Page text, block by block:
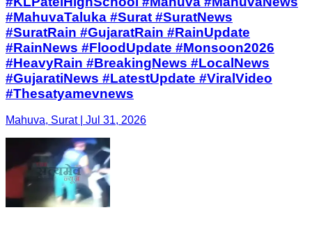
#MahuvaTaluka #Surat #SuratNews
#SuratRain #GujaratRain #RainUpdate
#RainNews #FloodUpdate #Monsoon2026
#HeavyRain #BreakingNews #LocalNews
#GujaratiNews #LatestUpdate #ViralVideo
#Thesatyamevnews
Mahuva, Surat | Jul 31, 2026